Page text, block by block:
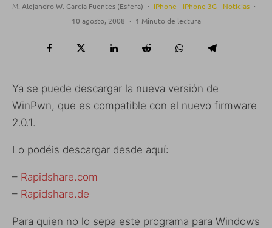
M. Alejandro W. García Fuentes (Esfera) · iPhone iPhone 3G Noticias ·
10 agosto, 2008 · 1 Minuto de lectura
Ya se puede descargar la nueva versión de
WinPwn, que es compatible con el nuevo firmware
2.0.1.
Lo podéis descargar desde aquí:
– Rapidshare.com
– Rapidshare.de
Para quien no lo sepa este programa para Windows